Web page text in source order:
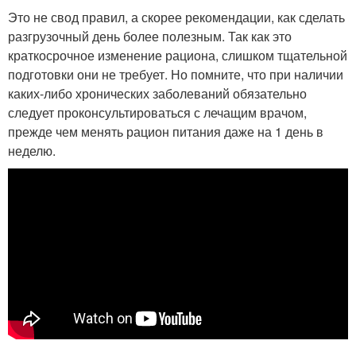
Это не свод правил, а скорее рекомендации, как сделать
разгрузочный день более полезным. Так как это
краткосрочное изменение рациона, слишком тщательной
подготовки они не требует. Но помните, что при наличии
каких-либо хронических заболеваний обязательно
следует проконсультироваться с лечащим врачом,
прежде чем менять рацион питания даже на 1 день в
неделю.